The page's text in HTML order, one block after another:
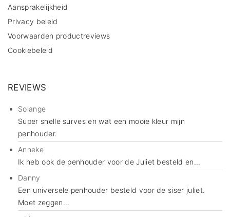
Aansprakelijkheid
Privacy beleid
Voorwaarden productreviews
Cookiebeleid
REVIEWS
Solange
Super snelle surves en wat een mooie kleur mijn
penhouder.
Anneke
Ik heb ook de penhouder voor de Juliet besteld en...
Danny
Een universele penhouder besteld voor de siser juliet.
Moet zeggen...